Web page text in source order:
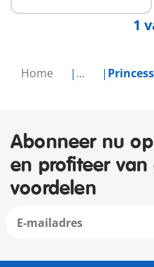
Home ... Princess
1
Abonneer nu
en profiteer
voordelen